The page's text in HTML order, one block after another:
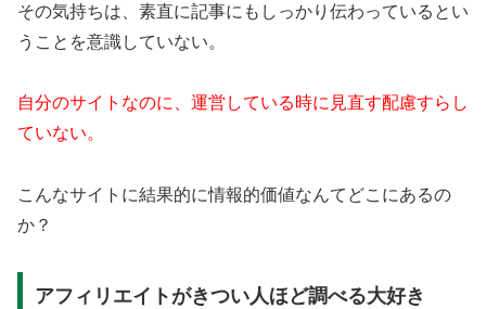
その気持ちは、素直に記事にもしっかり伝わっているとい
うことを意識していない。
自分のサイトなのに、運営している時に見直す配慮すらし
ていない。
こんなサイトに結果的に情報的価値なんてどこにあるの
か？
アフィリエイトがきつい人ほど調べる大好き